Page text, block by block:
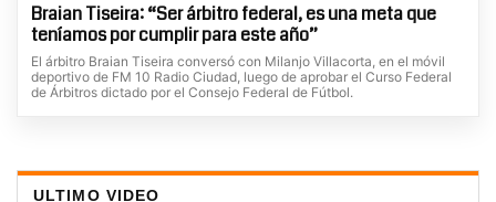
Braian Tiseira: “Ser árbitro federal, es una meta que
teníamos por cumplir para este año”
El árbitro Braian Tiseira conversó con Milanjo Villacorta, en el móvil
deportivo de FM 10 Radio Ciudad, luego de aprobar el Curso Federal
de Árbitros dictado por el Consejo Federal de Fútbol.
ULTIMO VIDEO